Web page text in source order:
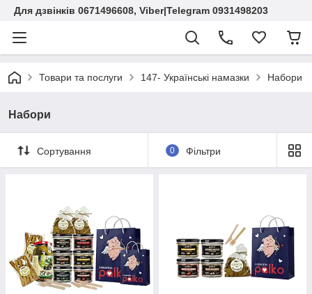
Для дзвінків 0671496608, Viber|Telegram 0931498203
Товари та послуги 147- Українські намазки Набори
Набори
Сортування 0 Фільтри